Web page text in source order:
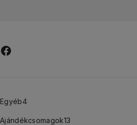
Egyéb4
Ajándékcsomagok13